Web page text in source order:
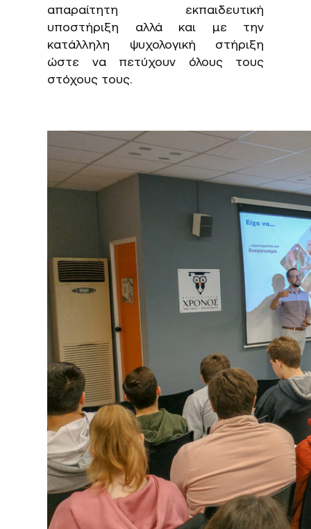
απαραίτητη εκπαιδευτική
υποστήριξη αλλά και με την
κατάλληλη ψυχολογική στήριξη
ώστε να πετύχουν όλους τους
στόχους τους.